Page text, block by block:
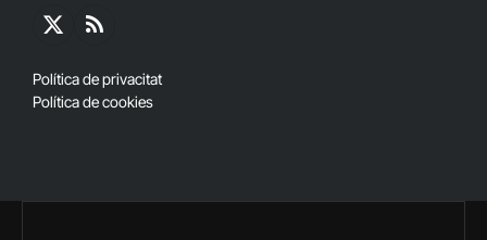
X
RSS
Política de privacitat
Política de cookies